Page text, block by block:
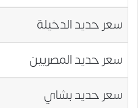
سعر حديد الدخيلة
سعر حديد المصريين
سعر حديد بشاي